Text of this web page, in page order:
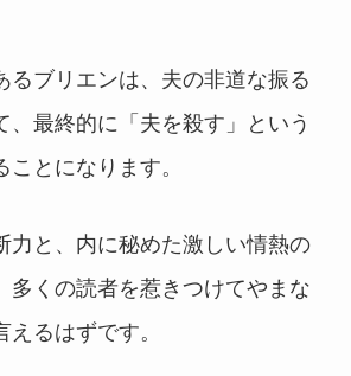
るブリエンは、夫の非道な振る
、最終的に「夫を殺す」という
とになります。
力と、内に秘めた激しい情熱の
多くの読者を惹きつけてやまな
るはずです。